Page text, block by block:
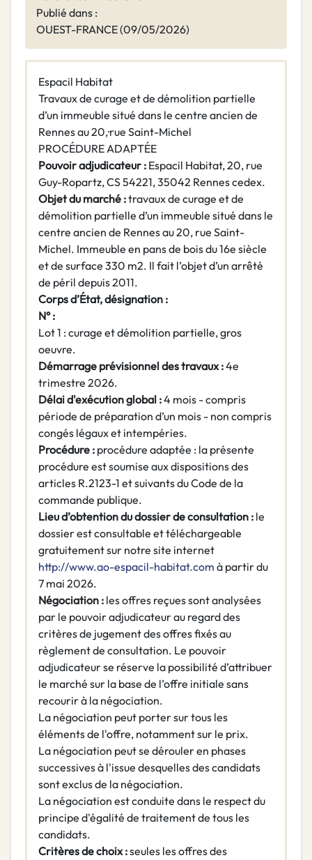
Publié dans :
OUEST-FRANCE (09/05/2026)
Espacil Habitat
Travaux de curage et de démolition partielle
d’un immeuble situé dans le centre ancien de
Rennes au 20,·rue Saint-Michel
PROCÉDURE ADAPTÉE
Pouvoir adjudicateur : Espacil Habitat, 20, rue
Guy-Ropartz, CS 54221, 35042 Rennes cedex.
Objet du marché :travaux de curage et de
démolition partielle d’un immeuble situé dans le
centre ancien de Rennes au 20, rue Saint-
Michel. Immeuble en pans de bois du 16e siècle
et de surface 330 m2. Il fait l’objet d’un arrêté
de péril depuis 2011.
Corps d’État, désignation :
N° :
Lot 1 : curage et démolition partielle, gros
oeuvre.
Démarrage prévisionnel des travaux :4e
trimestre 2026.
Délai d'exécution global :4 mois - compris
période de préparation d’un mois - non compris
congés légaux et intempéries.
Procédure : procédure adaptée : la présente
procédure est soumise aux dispositions des
articles R.2123-1 et suivants du Code de la
commande publique.
Lieu d’obtention du dossier de consultation : le
dossier est consultable et téléchargeable
gratuitement sur notre site internet
http://www.ao-espacil-habitat.com à partir du
7 mai 2026.
Négociation : les offres reçues sont analysées
par le pouvoir adjudicateur au regard des
critères de jugement des offres fixés au
règlement de consultation. Le pouvoir
adjudicateur se réserve la possibilité d’attribuer
le marché sur la base de l’offre initiale sans
recourir à la négociation.
La négociation peut porter sur tous les
éléments de l'offre, notamment sur le prix.
La négociation peut se dérouler en phases
successives à l'issue desquelles des candidats
sont exclus de la négociation.
La négociation est conduite dans le respect du
principe d'égalité de traitement de tous les
candidats.
Critères de choix :seules les offres des